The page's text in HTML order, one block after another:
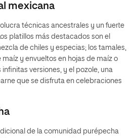
mexicana
técnicas ancestrales y un fuerte
platillos más destacados son el
de chiles y especias; los tamales,
y envueltos en hojas de maíz o
versiones, y el pozole, una
que se disfruta en celebraciones
de la comunidad purépecha